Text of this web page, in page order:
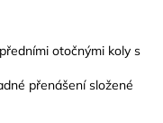
otočnými koly s
přenášení složené